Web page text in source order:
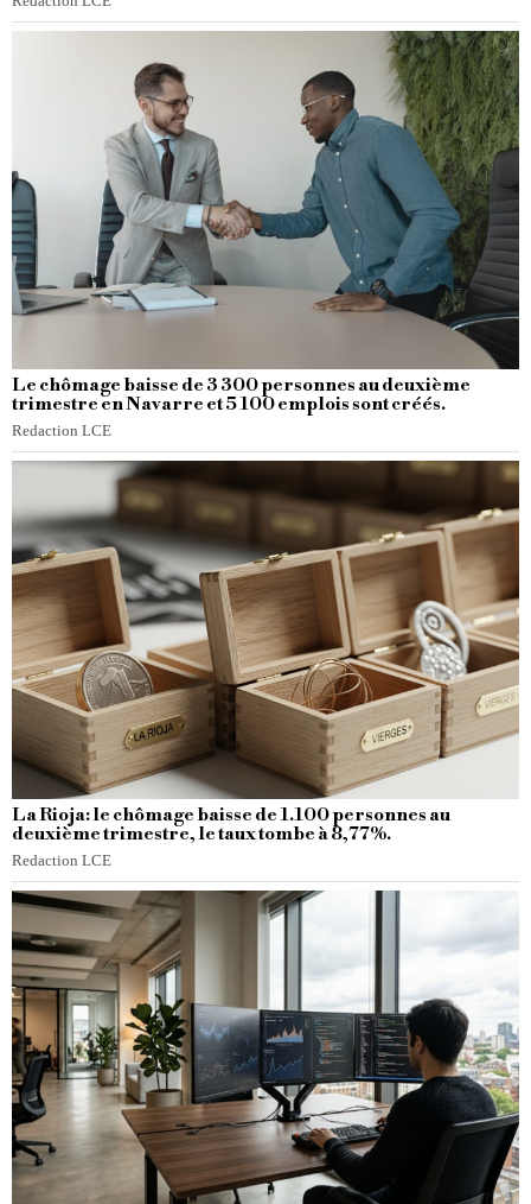
Le chômage baisse de 3 300 personnes au deuxième
trimestre en Navarre et 5 100 emplois sont créés.
Redaction LCE
La Rioja: le chômage baisse de 1.100 personnes au
deuxième trimestre, le taux tombe à 8,77%.
Redaction LCE